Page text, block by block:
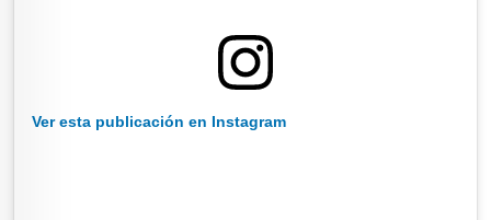
Ver esta publicación en Instagram